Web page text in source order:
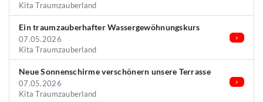
Kita Traumzauberland
Ein traumzauberhafter Wassergewöhnungskurs
07.05.2026
Kita Traumzauberland
Neue Sonnenschirme verschönern unsere Terrasse
07.05.2026
Kita Traumzauberland